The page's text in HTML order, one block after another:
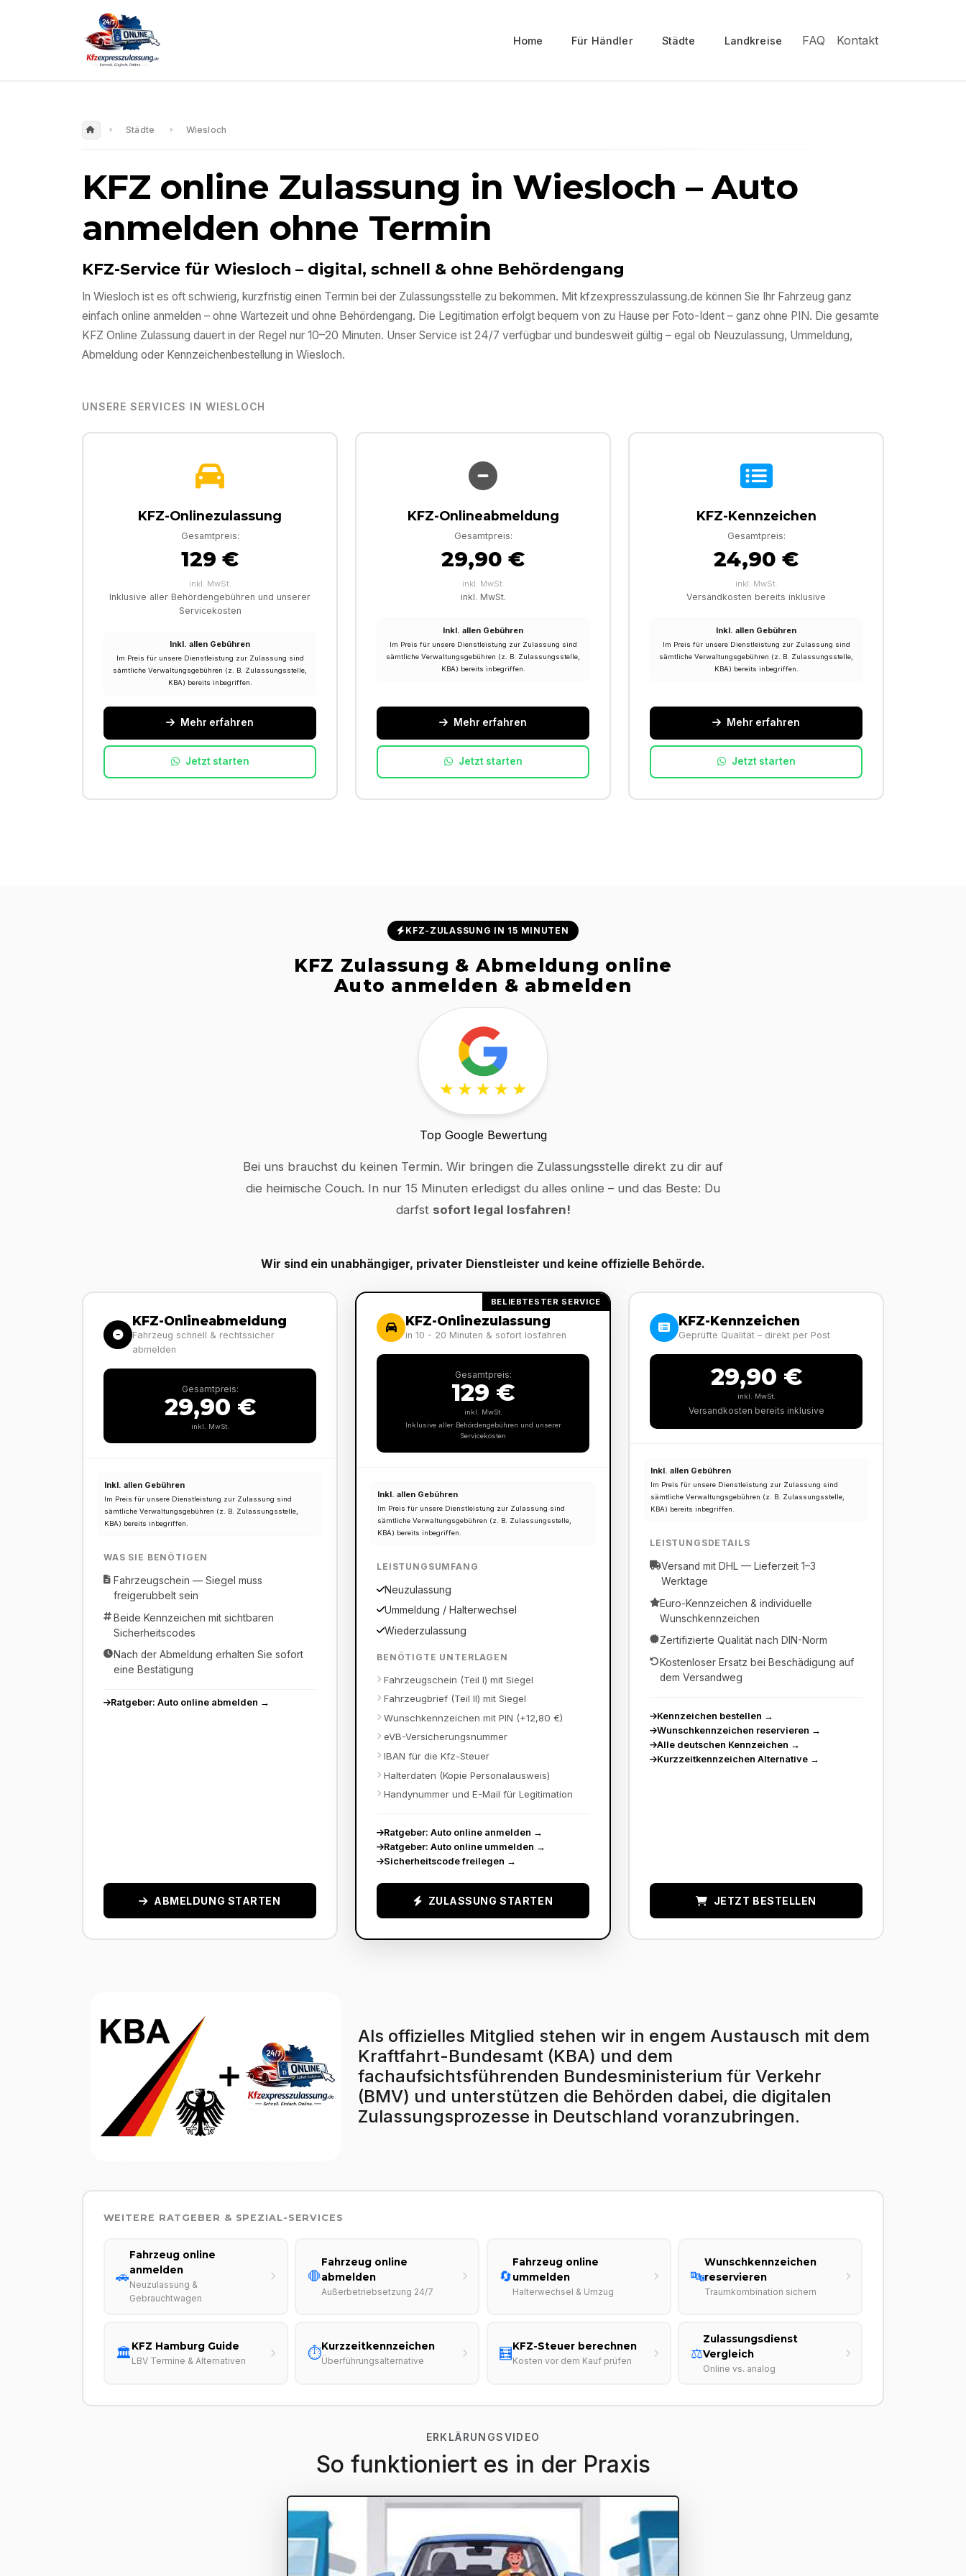
Home Für Händler Städte Landkreise FAQ Kontakt
Städte Wiesloch
KFZ online Zulassung in Wiesloch – Auto
anmelden ohne Termin
KFZ-Service für Wiesloch – digital, schnell & ohne Behördengang
In Wiesloch ist es oft schwierig, kurzfristig einen Termin bei der Zulassungsstelle zu bekommen. Mit kfzexpresszulassung.de können Sie Ihr Fahrzeug ganz
einfach online anmelden – ohne Wartezeit und ohne Behördengang. Die Legitimation erfolgt bequem von zu Hause per Foto-Ident – ganz ohne PIN. Die gesamte
KFZ Online Zulassung dauert in der Regel nur 10–20 Minuten. Unser Service ist 24/7 verfügbar und bundesweit gültig – egal ob Neuzulassung, Ummeldung,
Abmeldung oder Kennzeichenbestellung in Wiesloch.
UNSERE SERVICES IN WIESLOCH
KFZ-Onlinezulassung
Gesamtpreis:
129 €
inkl. MwSt.
Inklusive aller Behördengebühren und unserer
Servicekosten
Inkl. allen Gebühren
Im Preis für unsere Dienstleistung zur Zulassung sind
sämtliche Verwaltungsgebühren (z. B. Zulassungsstelle,
KBA) bereits inbegriffen.
Mehr erfahren
Jetzt starten
KFZ-Onlineabmeldung
Gesamtpreis:
29,90 €
inkl. MwSt.
inkl. MwSt.
Inkl. allen Gebühren
Im Preis für unsere Dienstleistung zur Zulassung sind
sämtliche Verwaltungsgebühren (z. B. Zulassungsstelle,
KBA) bereits inbegriffen.
Mehr erfahren
Jetzt starten
KFZ-Kennzeichen
Gesamtpreis:
24,90 €
inkl. MwSt.
Versandkosten bereits inklusive
Inkl. allen Gebühren
Im Preis für unsere Dienstleistung zur Zulassung sind
sämtliche Verwaltungsgebühren (z. B. Zulassungsstelle,
KBA) bereits inbegriffen.
Mehr erfahren
Jetzt starten
KFZ-ZULASSUNG IN 15 MINUTEN
KFZ Zulassung & Abmeldung online
Auto anmelden & abmelden
Top Google Bewertung
Bei uns brauchst du keinen Termin. Wir bringen die Zulassungsstelle direkt zu dir auf
die heimische Couch. In nur 15 Minuten erledigst du alles online – und das Beste: Du
darfst sofort legal losfahren!
Wir sind ein unabhängiger, privater Dienstleister und keine offizielle Behörde.
KFZ-Onlineabmeldung
Fahrzeug schnell & rechtssicher
abmelden
Gesamtpreis:
29,90 €
inkl. MwSt.
Inkl. allen Gebühren
Im Preis für unsere Dienstleistung zur Zulassung sind
sämtliche Verwaltungsgebühren (z. B. Zulassungsstelle,
KBA) bereits inbegriffen.
WAS SIE BENÖTIGEN
Fahrzeugschein — Siegel muss
freigerubbelt sein
Beide Kennzeichen mit sichtbaren
Sicherheitscodes
Nach der Abmeldung erhalten Sie sofort
eine Bestätigung
Ratgeber: Auto online abmelden →
ABMELDUNG STARTEN
BELIEBTESTER SERVICE
KFZ-Onlinezulassung
in 10 - 20 Minuten & sofort losfahren
Gesamtpreis:
129 €
inkl. MwSt.
Inklusive aller Behördengebühren und unserer
Servicekosten
Inkl. allen Gebühren
Im Preis für unsere Dienstleistung zur Zulassung sind
sämtliche Verwaltungsgebühren (z. B. Zulassungsstelle,
KBA) bereits inbegriffen.
LEISTUNGSUMFANG
Neuzulassung
Ummeldung / Halterwechsel
Wiederzulassung
BENÖTIGTE UNTERLAGEN
Fahrzeugschein (Teil I) mit Siegel
Fahrzeugbrief (Teil II) mit Siegel
Wunschkennzeichen mit PIN (+12,80 €)
eVB-Versicherungsnummer
IBAN für die Kfz-Steuer
Halterdaten (Kopie Personalausweis)
Handynummer und E-Mail für Legitimation
Ratgeber: Auto online anmelden →
Ratgeber: Auto online ummelden →
Sicherheitscode freilegen →
ZULASSUNG STARTEN
KFZ-Kennzeichen
Geprüfte Qualität – direkt per Post
29,90 €
inkl. MwSt.
Versandkosten bereits inklusive
Inkl. allen Gebühren
Im Preis für unsere Dienstleistung zur Zulassung sind
sämtliche Verwaltungsgebühren (z. B. Zulassungsstelle,
KBA) bereits inbegriffen.
LEISTUNGSDETAILS
Versand mit DHL — Lieferzeit 1–3
Werktage
Euro-Kennzeichen & individuelle
Wunschkennzeichen
Zertifizierte Qualität nach DIN-Norm
Kostenloser Ersatz bei Beschädigung auf
dem Versandweg
Kennzeichen bestellen →
Wunschkennzeichen reservieren →
Alle deutschen Kennzeichen →
Kurzzeitkennzeichen Alternative →
JETZT BESTELLEN
Als offizielles Mitglied stehen wir in engem Austausch mit dem
Kraftfahrt-Bundesamt (KBA) und dem
fachaufsichtsführenden Bundesministerium für Verkehr
(BMV) und unterstützen die Behörden dabei, die digitalen
Zulassungsprozesse in Deutschland voranzubringen.
WEITERE RATGEBER & SPEZIAL-SERVICES
🚗
Fahrzeug online
anmelden
Neuzulassung &
Gebrauchtwagen
🛑
Fahrzeug online
abmelden
Außerbetriebsetzung 24/7
🔄
Fahrzeug online
ummelden
Halterwechsel & Umzug
🔤
Wunschkennzeichen
reservieren
Traumkombination sichern
🏛️KFZ Hamburg Guide
LBV Termine & Alternativen ⏱️Kurzzeitkennzeichen
Überführungsalternative 🧮KFZ-Steuer berechnen
Kosten vor dem Kauf prüfen ⚖️
Zulassungsdienst
Vergleich
Online vs. analog
ERKLÄRUNGSVIDEO
So funktioniert es in der Praxis